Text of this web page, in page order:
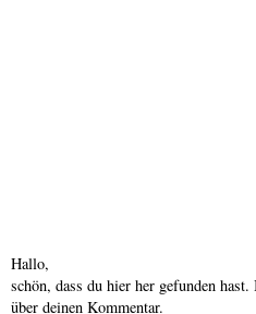
Hallo,
schön, dass du hier her gefunden
über deinen Kommentar.